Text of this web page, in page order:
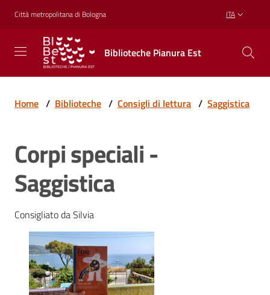
Vai al contenuto
Vai alla navigazione
Vai al footer
Città metropolitana di Bologna ITA
Biblioteche Pianura Est
Biblioteche
Pianura
Est
CREARE,
RICREARSI
Biblioteche
Cosa
offriamo
Trova
libri
Home / Biblioteche / Consigli di lettura / Saggistica
Corpi speciali -
Saggistica
Consigliato da Silvia